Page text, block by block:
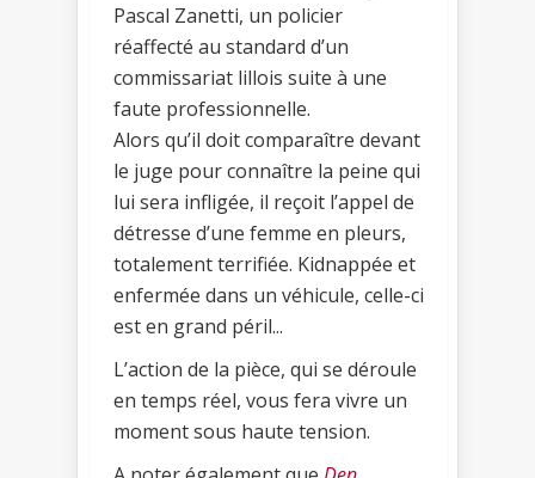
Pascal Zanetti, un policier
réaffecté au standard d’un
commissariat lillois suite à une
faute professionnelle.
Alors qu’il doit comparaître devant
le juge pour connaître la peine qui
lui sera infligée, il reçoit l’appel de
détresse d’une femme en pleurs,
totalement terrifiée. Kidnappée et
enfermée dans un véhicule, celle-ci
est en grand péril...
L’action de la pièce, qui se déroule
en temps réel, vous fera vivre un
moment sous haute tension.